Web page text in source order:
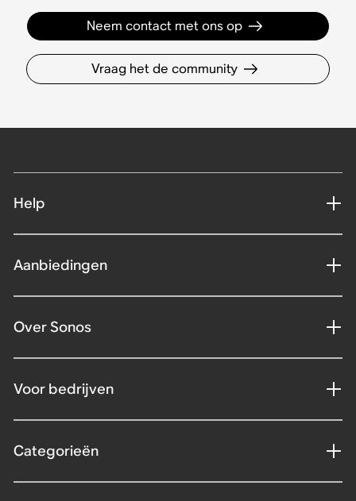
Neem contact met ons op
Vraag het de community
Help
Aanbiedingen
Over Sonos
Voor bedrijven
Categorieën